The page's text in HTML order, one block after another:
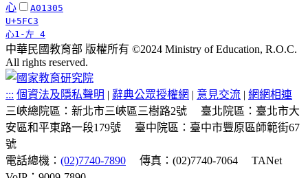
心
A01305
U+5FC3
心1-左 4
中華民國教育部 版權所有 ©2024 Ministry of Education, R.O.C.
All rights reserved.
::: 個資法及隱私聲明 | 辭典公眾授權網 | 意見交流 | 網網相連
三峽總院區：新北市三峽區三樹路2號
臺北院區：臺北市大
安區和平東路一段179號
臺中院區：臺中市豐原區師範街67
號
電話總機： (02)7740-7890 傳真：(02)7740-7064
TANet